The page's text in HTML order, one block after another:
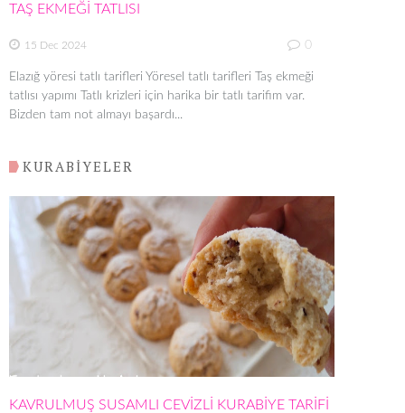
TAŞ EKMEĞİ TATLISI
15 Dec 2024 0
Elazığ yöresi tatlı tarifleri Yöresel tatlı tarifleri Taş ekmeği
tatlısı yapımı Tatlı krizleri için harika bir tatlı tarifim var.
Bizden tam not almayı başardı...
KURABİYELER
KAVRULMUŞ SUSAMLI CEVİZLİ KURABİYE TARİFİ